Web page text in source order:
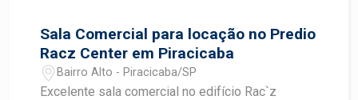
Sala Comercial para locação no Predio
Racz Center em Piracicaba
Bairro Alto - Piracicaba/SP
Excelente sala comercial no edifício Rac`z